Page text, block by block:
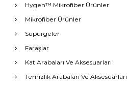
Hygen™ Mikrofiber Ürünler
Mikrofiber Ürünler
Süpürgeler
Faraşlar
Kat Arabaları Ve Aksesuarları
Temizlik Arabaları Ve Aksesuarları